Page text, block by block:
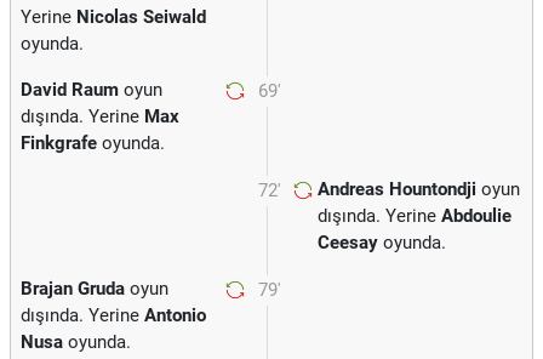
Yerine Nicolas Seiwald
oyunda.
69'
David Raum oyun
dışında. Yerine Max
Finkgrafe oyunda.
72' Andreas Hountondji oyun
dışında. Yerine Abdoulie
Ceesay oyunda.
79'
Brajan Gruda oyun
dışında. Yerine Antonio
Nusa oyunda.